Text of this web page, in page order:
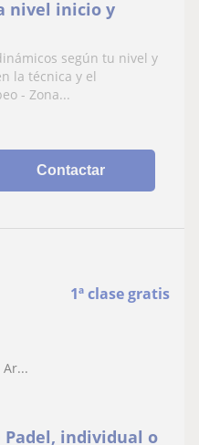
nivel inicio y
según tu nivel y
la técnica y el
- Zona...
Contactar
1ª clase gratis
Ar...
Padel, individual o